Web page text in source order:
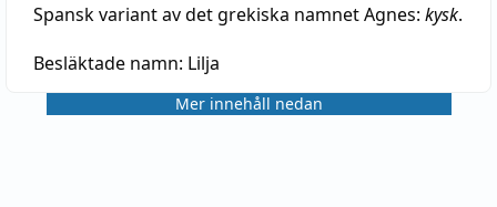
Spansk variant av det grekiska namnet Agnes: kysk.
Besläktade namn: Lilja
Mer innehåll nedan